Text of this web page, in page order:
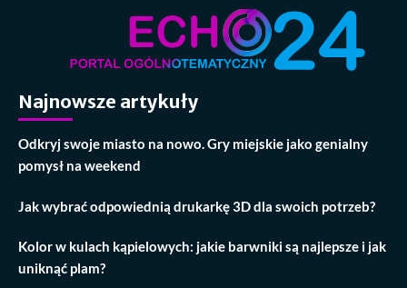
Najnowsze artykuły
Odkryj swoje miasto na nowo. Gry miejskie jako genialny
pomysł na weekend
Jak wybrać odpowiednią drukarkę 3D dla swoich potrzeb?
Kolor w kulach kąpielowych: jakie barwniki są najlepsze i jak
uniknąć plam?